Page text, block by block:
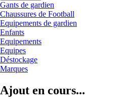
Gants de gardien
Chaussures de Football
Equipements de gardien
Enfants
Equipements
Equipes
Déstockage
Marques
Ajout en cours...